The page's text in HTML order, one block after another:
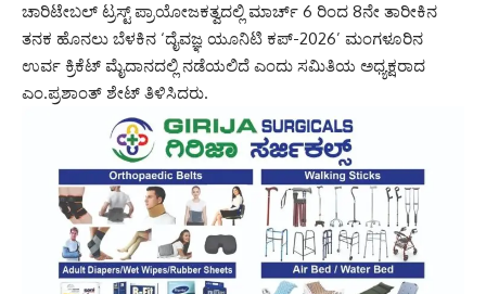
ಚಾರಿಟೇಬಲ್ ಟ್ರಸ್ಟ್ ಪ್ರಾಯೋಜಕತ್ವದಲ್ಲಿ ಮಾರ್ಚ್ 6 ರಿಂದ 8ನೇ ತಾರೀಕಿನ
ತನಕ ಹೊನಲು ಬೆಳಕಿನ ‘ದೈವಜ್ಞ ಯೂನಿಟಿ ಕಪ್-2026’ ಮಂಗಳೂರಿನ
ಉರ್ವ ಕ್ರಿಕೆಟ್ ಮೈದಾನದಲ್ಲಿ ನಡೆಯಲಿದೆ ಎಂದು ಸಮಿತಿಯ ಅಧ್ಯಕ್ಷರಾದ
ಎಂ.ಪ್ರಶಾಂತ್ ಶೇಟ್ ತಿಳಿಸಿದರು.